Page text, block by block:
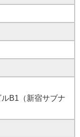
B1（新宿サブナ